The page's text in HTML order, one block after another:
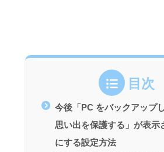
目次
今後「PC をバックアップ
思い出を保護する」が表示
にする設定方法